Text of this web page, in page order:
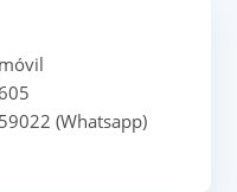
(Whatsapp)